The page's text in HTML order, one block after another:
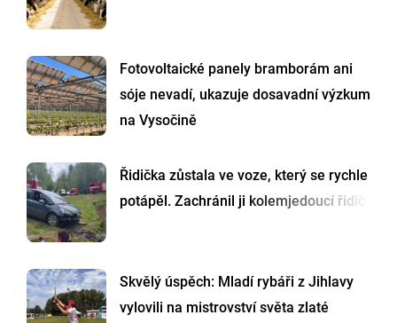
Fotovoltaické panely bramborám ani
sóje nevadí, ukazuje dosavadní výzkum
na Vysočině
Řidička zůstala ve voze, který se rychle
potápěl. Zachránil ji kolemjedoucí řidič
Skvělý úspěch: Mladí rybáři z Jihlavy
vylovili na mistrovství světa zlaté